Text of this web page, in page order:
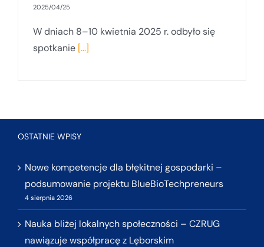
2025/04/25
W dniach 8–10 kwietnia 2025 r. odbyło się
spotkanie [...]
OSTATNIE WPISY
Nowe kompetencje dla błękitnej gospodarki –
podsumowanie projektu BlueBioTechpreneurs
4 sierpnia 2026
Nauka bliżej lokalnych społeczności – CZRUG
nawiązuje współpracę z Lęborskim